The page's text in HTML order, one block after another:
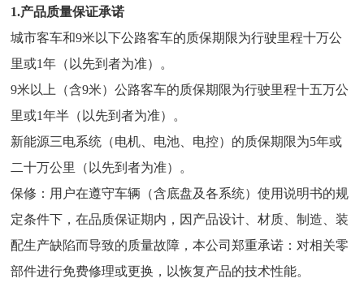
1.产品质量保证承诺
城市客车和9米以下公路客车的质保期限为行驶里程十万公
里或1年（以先到者为准）。
9米以上（含9米）公路客车的质保期限为行驶里程十五万公
里或1年半（以先到者为准）。
新能源三电系统（电机、电池、电控）的质保期限为5年或
二十万公里（以先到者为准）。
保修：用户在遵守车辆（含底盘及各系统）使用说明书的规
定条件下，在品质保证期内，因产品设计、材质、制造、装
配生产缺陷而导致的质量故障，本公司郑重承诺：对相关零
部件进行免费修理或更换，以恢复产品的技术性能。